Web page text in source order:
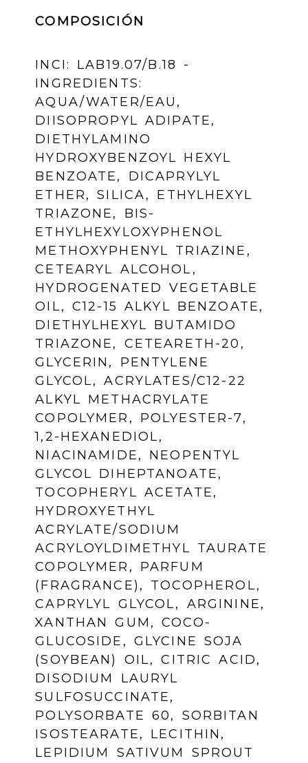
COMPOSICIÓN
INCI: LAB19.07/B.18 -
INGREDIENTS:
AQUA/WATER/EAU,
DIISOPROPYL ADIPATE,
DIETHYLAMINO
HYDROXYBENZOYL HEXYL
BENZOATE, DICAPRYLYL
ETHER, SILICA, ETHYLHEXYL
TRIAZONE, BIS-
ETHYLHEXYLOXYPHENOL
METHOXYPHENYL TRIAZINE,
CETEARYL ALCOHOL,
HYDROGENATED VEGETABLE
OIL, C12-15 ALKYL BENZOATE,
DIETHYLHEXYL BUTAMIDO
TRIAZONE, CETEARETH-20,
GLYCERIN, PENTYLENE
GLYCOL, ACRYLATES/C12-22
ALKYL METHACRYLATE
COPOLYMER, POLYESTER-7,
1,2-HEXANEDIOL,
NIACINAMIDE, NEOPENTYL
GLYCOL DIHEPTANOATE,
TOCOPHERYL ACETATE,
HYDROXYETHYL
ACRYLATE/SODIUM
ACRYLOYLDIMETHYL TAURATE
COPOLYMER, PARFUM
(FRAGRANCE), TOCOPHEROL,
CAPRYLYL GLYCOL, ARGININE,
XANTHAN GUM, COCO-
GLUCOSIDE, GLYCINE SOJA
(SOYBEAN) OIL, CITRIC ACID,
DISODIUM LAURYL
SULFOSUCCINATE,
POLYSORBATE 60, SORBITAN
ISOSTEARATE, LECITHIN,
LEPIDIUM SATIVUM SPROUT